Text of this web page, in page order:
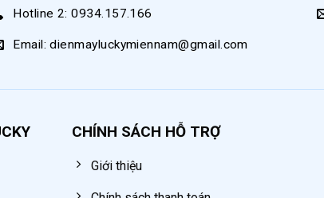
Hotline 2: 0934.157.166
Email: dienmayluckymiennam@gmail.com
CHÍNH SÁCH HỖ TRỢ
Giới thiệu